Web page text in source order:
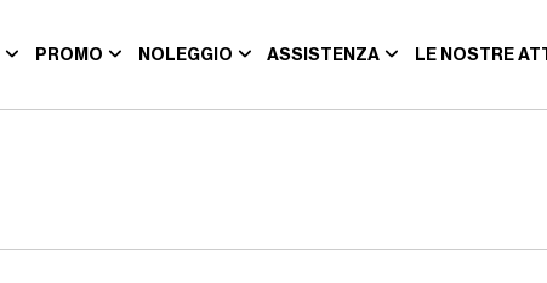
PROMO NOLEGGIO ASSISTENZA LE NOSTRE